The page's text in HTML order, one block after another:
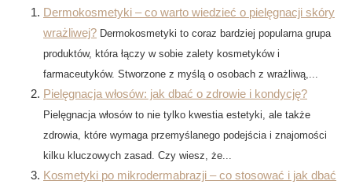
Dermokosmetyki – co warto wiedzieć o pielęgnacji skóry
wrażliwej? Dermokosmetyki to coraz bardziej popularna grupa
produktów, która łączy w sobie zalety kosmetyków i
farmaceutyków. Stworzone z myślą o osobach z wrażliwą,...
Pielęgnacja włosów: jak dbać o zdrowie i kondycję?
Pielęgnacja włosów to nie tylko kwestia estetyki, ale także
zdrowia, które wymaga przemyślanego podejścia i znajomości
kilku kluczowych zasad. Czy wiesz, że...
Kosmetyki po mikrodermabrazji – co stosować i jak dbać